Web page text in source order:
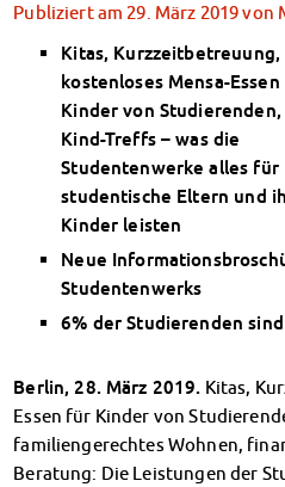
Klimabewusst essen
Mensa-FAQs
CampusCatering
MensaFeedback
AnsprechpartnerInnen
Wohnen
Wohnheime im Überblick
Wohnheime in Magdeburg
Wohnheime in Wernigerode
Wohnheimantrag & -service
Wohnheimtutoren
Schadensmeldung
Wohnen-FAQ
Dokumente
Publiziert am 29. März 2019von
Kitas, Kurzzeitbetreuung,
kostenloses Mensa-
Kinder von
Kind-Treffs – was die
Studentenwerke alles für
studentische Eltern und
Kinder leisten
Neue
Studentenwerks
6% der Studierenden
Berlin, 28. März 2019. Kitas,
Essen für Kinder von
familiengerechtes Wohnen,
Beratung: Die Leistungen der